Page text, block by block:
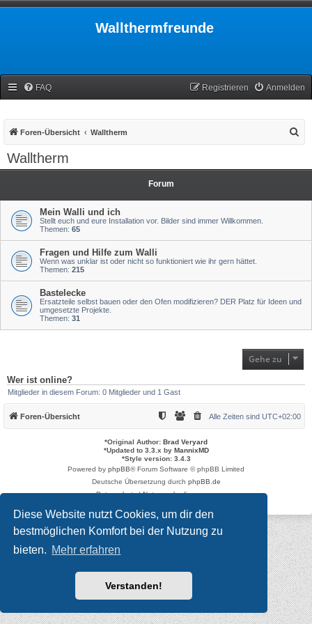
Diese Website nutzt Cookies, um dir den
bestmöglichen Komfort bei der Nutzung zu
bieten. Mehr erfahren
Verstanden!
Wallthermfreunde
FAQ Anmelden
Registrieren
Foren-Übersicht Walltherm
Walltherm
Forum
Mein Walli und ich
Stellt euch und eure Installation vor. Bilder sind immer Willkommen.
Themen: 65
Fragen und Hilfe zum Walli
Wenn was unklar ist oder nicht so funktioniert wie ihr gern hättet.
Themen: 215
Bastelecke
Ersatzteile selbst bauen oder den Ofen modifizieren? DER Platz für Ideen und
umgesetzte Projekte.
Themen: 31
Gehe zu
Wer ist online?
Mitglieder in diesem Forum: 0 Mitglieder und 1 Gast
Foren-Übersicht Alle Zeiten sind UTC+02:00
*Original Author: Brad Veryard
*Updated to 3.3.x by MannixMD
*Style version: 3.4.3
Powered by phpBB® Forum Software © phpBB Limited
Deutsche Übersetzung durch phpBB.de
Datenschutz|Nutzungsbedingungen